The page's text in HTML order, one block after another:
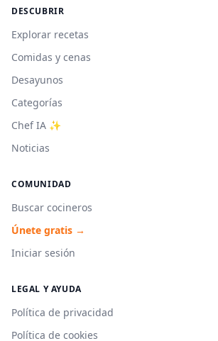
DESCUBRIR
Explorar recetas
Comidas y cenas
Desayunos
Categorías
Chef IA ✨
Noticias
COMUNIDAD
Buscar cocineros
Únete gratis →
Iniciar sesión
LEGAL Y AYUDA
Política de privacidad
Política de cookies